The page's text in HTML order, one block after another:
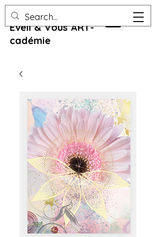
Eveil & Vous ART-
cadémie